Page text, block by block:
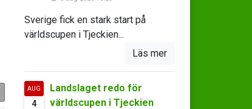
Sverige fick en stark start på
världscupen i Tjeckien...
Läs mer
AUG
4
Landslaget redo för
världscupen i Tjeckien